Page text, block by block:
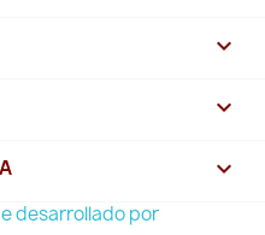


keyboard_arrow_down
desarrollado por